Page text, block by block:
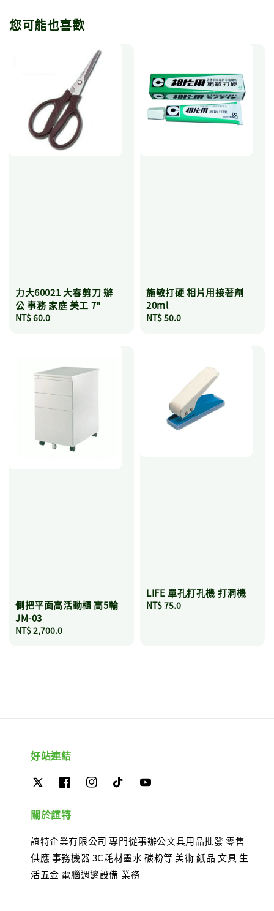
您可能也喜歡
力大60021 大春剪刀 辦
公 事務 家庭 美工 7"
Regular
NT$ 60.0
施敏打硬 相片用接著劑
20ml
Regular
NT$ 50.0
側把平面高活動櫃 高5輪
JM-03
Regular
NT$ 2,700.0
LIFE 單孔打孔機 打洞機
Regular
NT$ 75.0
好站連結
關於誼特
誼特企業有限公司 專門從事辦公文具用品批發 零售
供應 事務機器 3C耗材墨水 碳粉等 美術 紙品 文具 生
活五金 電腦週邊設備 業務